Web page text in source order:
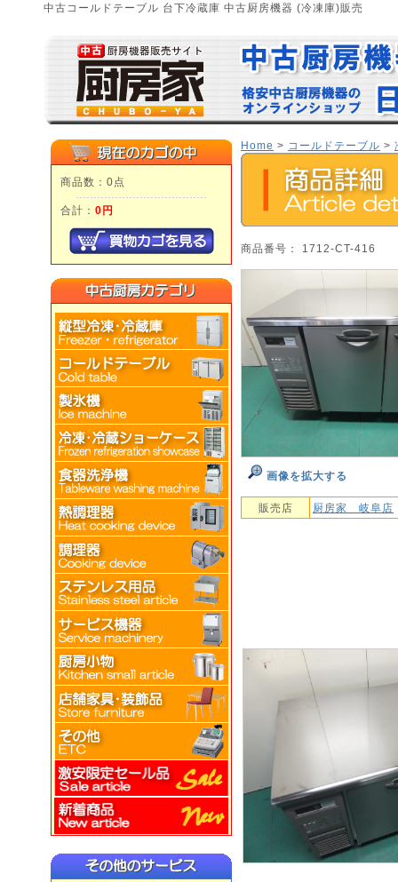
中古コールドテーブル 台下冷蔵庫 中古厨房機器 (冷凍庫)販売
商品数：0点
合計： 0円
Home > コールドテーブル >
商品番号： 1712-CT-416
画像を拡大する
販売店 厨房家 岐阜店